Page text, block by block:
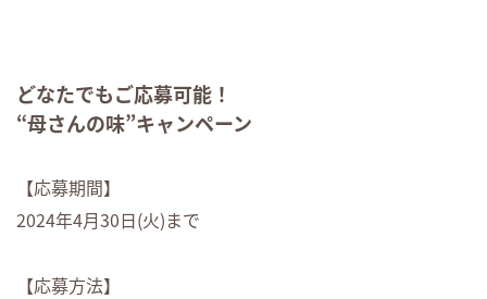
どなたでもご応募可能！
“母さんの味”キャンペーン
【応募期間】
2024年4月30日(火)まで
【応募方法】